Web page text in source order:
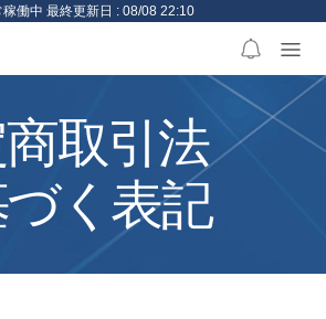
稼働中 最終更新日 : 08/08 22:10
取引法
く表記